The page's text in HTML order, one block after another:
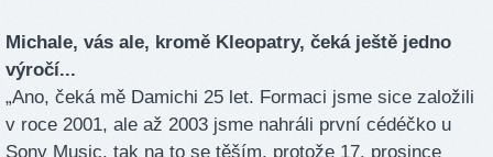
Michale, vás ale, kromě Kleopatry, čeká ještě jedno
výročí...
„Ano, čeká mě Damichi 25 let. Formaci jsme sice založili
v roce 2001, ale až 2003 jsme nahráli první cédéčko u
Sony Music, tak na to se těším, protože 17. prosince